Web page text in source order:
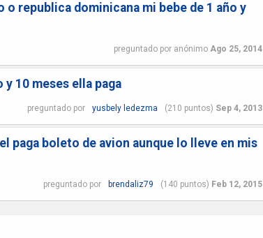
o republica dominicana mi bebe de 1 año y
preguntado por anónimo Ago 25, 2014
y 10 meses ella paga
preguntado por yusbely ledezma (210 puntos) Sep 4, 2013
paga boleto de avion aunque lo lleve en mis
preguntado por brendaliz79 (140 puntos) Feb 12, 2015